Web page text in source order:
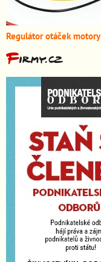
Regulátor otáček motory